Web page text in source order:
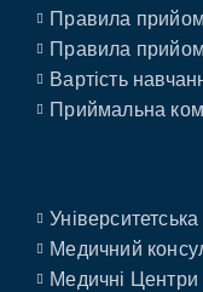
Правила
Правила
Вартість
Приймальна
Університетська
Медичний
Медичні Центри